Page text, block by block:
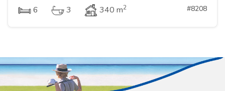
6 3 340 m2 #8208